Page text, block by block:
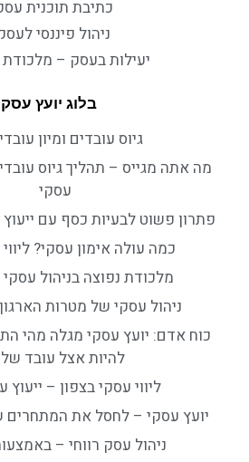
כתיבת תוכנית
ניהול פיננסי
יעילות בעסק –
בלוג יועץ
גיוס עובדים ומיון
מה אתה מגייס – תהליך גיוס
עסקי
פתרון פשוט לבעיות כסף עם ייעוץ
כמה עולה אימון עסקי?
מלכודת נפוצה בניהול
ניהול עסקי של מטרות הארגון
כוח אדם: יועץ עסקי מגלה מהי
להיות אצל עובד
ליווי עסקי בצפון –
יועץ עסקי – לחסל את המתחרים
ניהול עסק רווחי –